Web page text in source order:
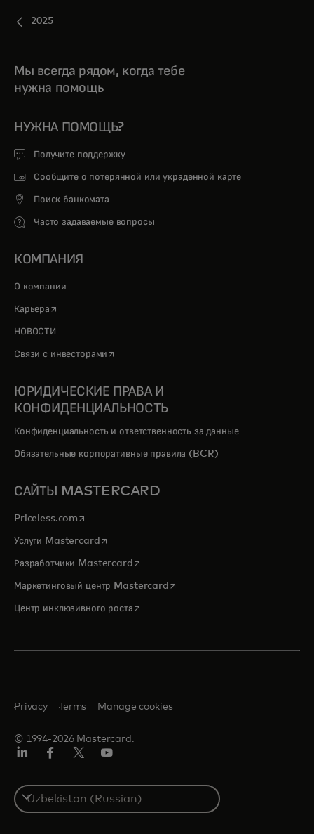
2025
Мы всегда рядом, когда тебе
нужна помощь
НУЖНА ПОМОЩЬ?
Получите поддержку
Сообщите о потерянной или украденной карте
Поиск банкомата
Часто задаваемые вопросы
КОМПАНИЯ
О компании
Карьера opens in a new tab
НОВОСТИ
Связи с инвесторами opens in a new tab
ЮРИДИЧЕСКИЕ ПРАВА И
КОНФИДЕНЦИАЛЬНОСТЬ
Конфиденциальность и ответственность за данные
Обязательные корпоративные правила (BCR)
САЙТЫ MASTERCARD
Priceless.com opens in a new tab
Услуги Mastercardopens in a new tab
Разработчики Mastercardopens in a new tab
Маркетинговый центр Mastercardopens in a new tab
Центр инклюзивного ростаopens in a new tab
© 1994-2026 Mastercard.
Privacy Terms Manage cookies
Select
a
country